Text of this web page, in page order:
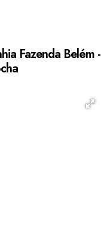
Fazenda Belém -